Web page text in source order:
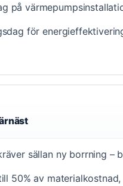
på
för
sällan ny borrning –
50% av